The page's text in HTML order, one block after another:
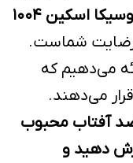
ضد آفتاب هیالوسیکا اسکین ۱۰۰۴
شماست.
می‌دهیم که
می‌دهند.
آفتاب محبوب
سفارش دهید و